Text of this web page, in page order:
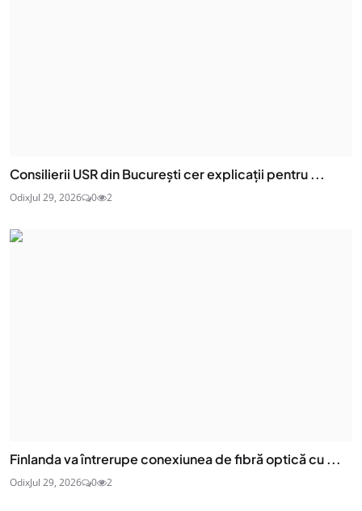
Consilierii USR din București cer explicații pentru ...
OdixJul 29, 2026 0 2
Finlanda va întrerupe conexiunea de fibră optică cu ...
OdixJul 29, 2026 0 2